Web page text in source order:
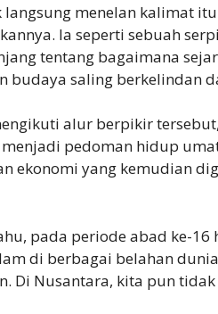
langsung menelan kalimat
Ia seperti sebuah
tentang bagaimana
budaya saling berkelindan
alur berpikir
menjadi pedoman hidup
ekonomi yang kemudian
pada periode abad ke-16
di berbagai belahan
Di Nusantara, kita pun